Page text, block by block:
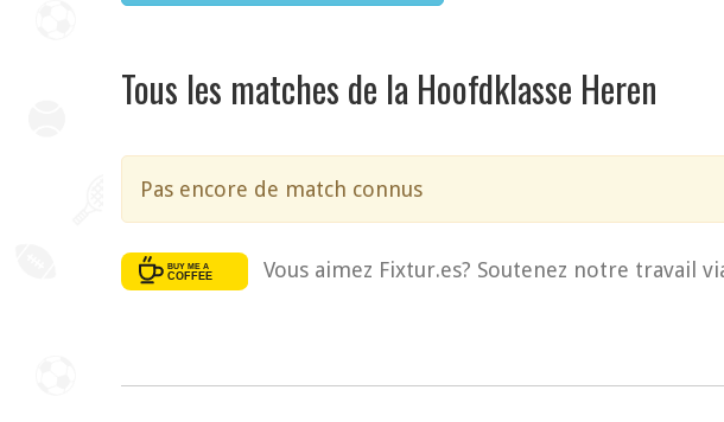
Tous les matches de la Hoofdklasse Heren
Pas encore de match connus
Vous aimez Fixtur.es? Soutenez notre travail